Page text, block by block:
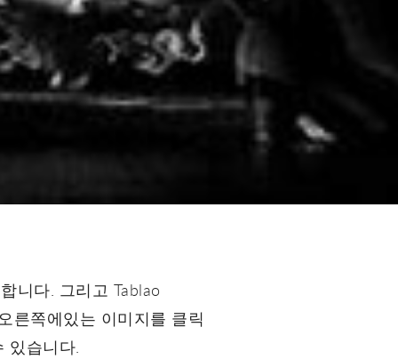
니다. 그리고 Tablao
른쪽에있는 이미지를 클릭
있습니다.